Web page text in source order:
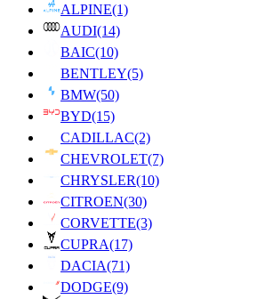
ALPINE(1)
AUDI(14)
BAIC(10)
BENTLEY(5)
BMW(50)
BYD(15)
CADILLAC(2)
CHEVROLET(7)
CHRYSLER(10)
CITROEN(30)
CORVETTE(3)
CUPRA(17)
DACIA(71)
DODGE(9)